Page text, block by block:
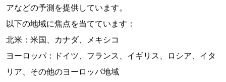
アなどの予測を提供しています。
以下の地域に焦点を当てています：
北米：米国、カナダ、メキシコ
ヨーロッパ：ドイツ、フランス、イギリス、ロシア、イタ
リア、その他のヨーロッパ地域